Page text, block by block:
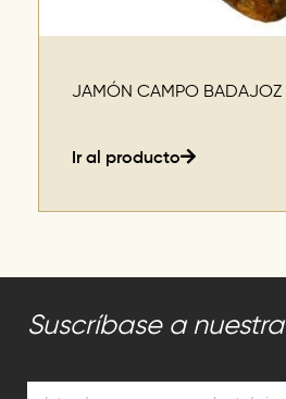
JAMÓN CAMPO BADAJOZ
Ir al producto
Suscríbase a nuestra